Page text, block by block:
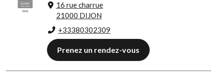
16 rue charrue
21000 DIJON
+33380302309
Prenez un rendez-vous